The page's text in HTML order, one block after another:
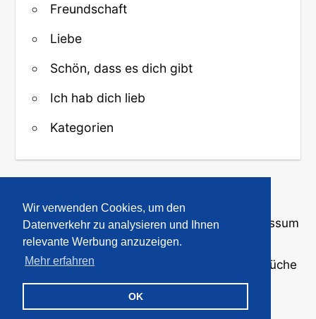
Wir verwenden Cookies, um den
Datenverkehr zu analysieren und Ihnen
relevante Werbung anzuzeigen.
Mehr erfahren
OK
Freundschaft
Liebe
Schön, dass es dich gibt
Ich hab dich lieb
Kategorien
↑ Zurück zum Anfang
Über uns·Kontakt·Datenschutz Impressum
© 2008-2026
· Bilder und Sprüche
für WhatsApp und Profile